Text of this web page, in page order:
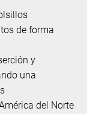
de forma
y
una
del Norte